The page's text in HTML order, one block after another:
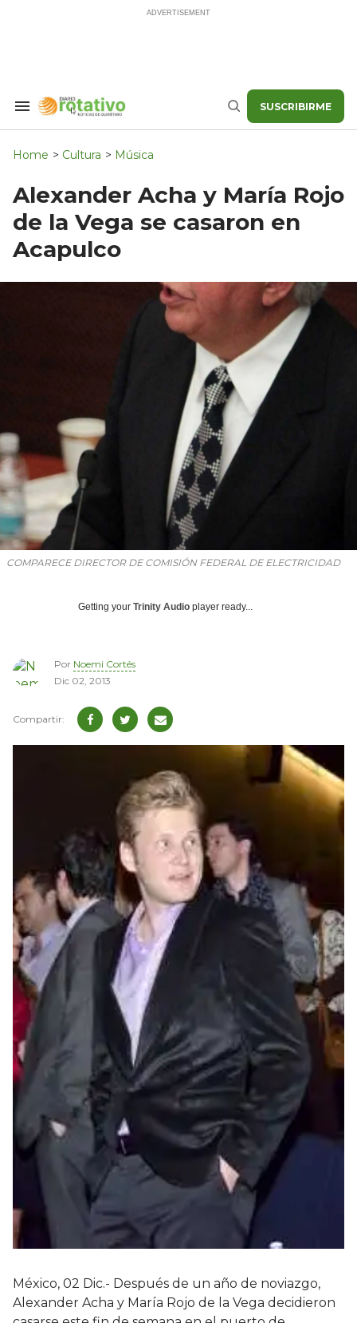
Search
Navigation
Buscar SUSCRIBIRME
Home > Cultura > Música
Alexander Acha y María Rojo
de la Vega se casaron en
Acapulco
COMPARECE DIRECTOR DE COMISIÓN FEDERAL DE ELECTRICIDAD
Getting your Trinity Audio player ready...
Por Noemi Cortés
Dic 02, 2013
México, 02 Dic.- Después de un año de noviazgo,
Alexander Acha y María Rojo de la Vega decidieron